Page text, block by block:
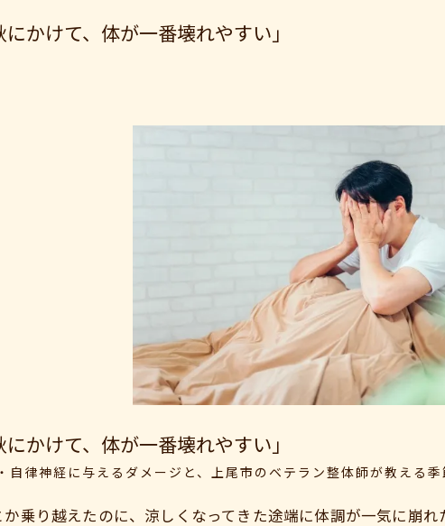
にかけて、体が一番壊れやすい」
にかけて、体が一番壊れやすい」
自律神経に与えるダメージと、上尾市のベテラン整体師が教える
か乗り越えたのに、涼しくなってきた途端に体調が一気に崩れ